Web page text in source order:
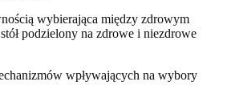
wpływających na wybory